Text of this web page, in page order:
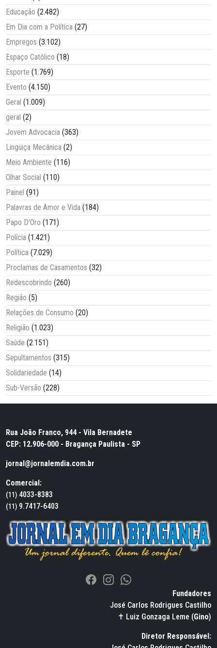
Educação (2.482)
Em Dia com a Política (27)
Empregos (3.102)
Espaço Católico (18)
Esporte (1.769)
Evento (4.150)
Geral (1.009)
geral (2)
Jovem Advocacia (363)
Linguiça Mecânica (2)
Meio Ambiente (116)
Olhar Social (110)
Painel (91)
Palavras de Amor e Vida (184)
Papo D'Oro (171)
Polícia (1.421)
Política (7.029)
Proclamas de Casamentos (32)
Redescobrindo (260)
Região (5)
Relações de Consumo (20)
Religião (1.023)
Saúde (2.151)
Sepultamentos (315)
Solidariedade (14)
Sub-Versão (228)
Rua João Franco, 944 - Vila Bernadete
CEP: 12.906-000 - Bragança Paulista - SP
jornal@jornalemdia.com.br
Comercial:
(11) 4033-8383
(11) 9.7417-6403
Fundadores
José Carlos Rodrigues Castilho
✝ Luiz Gonzaga Leme (Gino)
Diretor Responsável: